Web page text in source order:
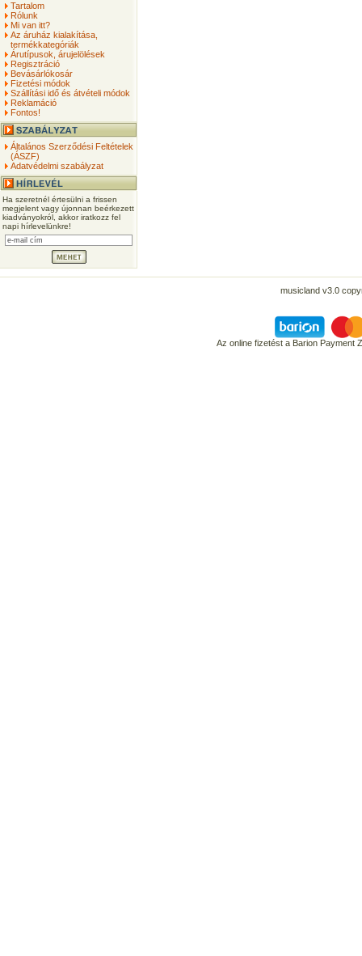
Tartalom
Rólunk
Mi van itt?
Az áruház kialakítása,
termékkategóriák
Árutípusok, árujelölések
Regisztráció
Bevásárlókosár
Fizetési módok
Szállítási idő és átvételi módok
Reklamáció
Fontos!
Általános Szerződési Feltételek
(ÁSZF)
Adatvédelmi szabályzat
Ha szeretnél értesülni a frissen
megjelent vagy újonnan beérkezett
kiadványokról, akkor iratkozz fel
napi hírlevelünkre!
musicland v3.0
Az online fizetést a Barion Payment